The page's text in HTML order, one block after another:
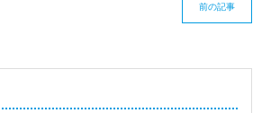
前の記事